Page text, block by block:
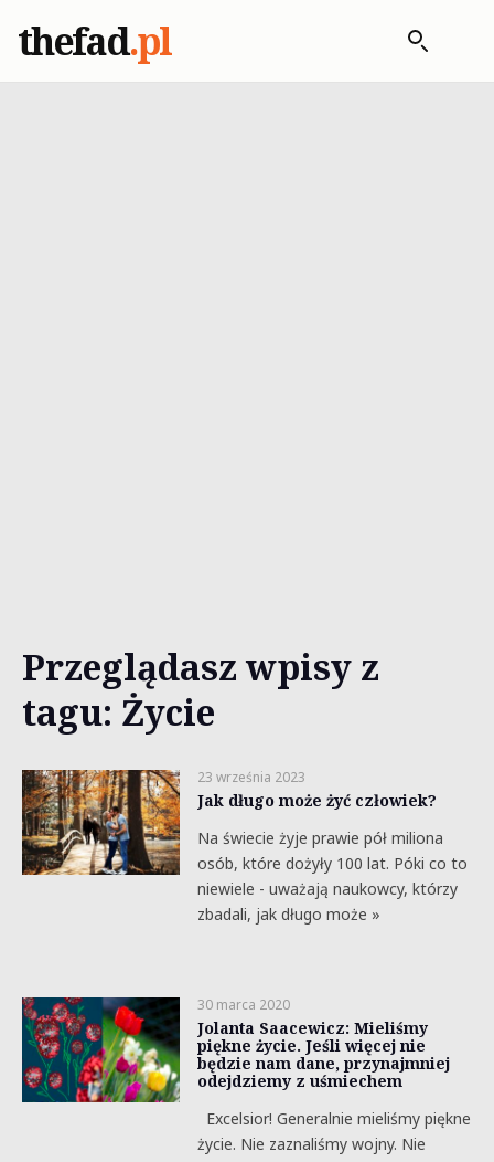
thefad.pl
Przeglądasz wpisy z
tagu: Życie
23 września 2023
Jak długo może żyć człowiek?
Na świecie żyje prawie pół miliona
osób, które dożyły 100 lat. Póki co to
niewiele - uważają naukowcy, którzy
zbadali, jak długo może »
30 marca 2020
Jolanta Saacewicz: Mieliśmy
piękne życie. Jeśli więcej nie
będzie nam dane, przynajmniej
odejdziemy z uśmiechem
Excelsior! Generalnie mieliśmy piękne
życie. Nie zaznaliśmy wojny. Nie